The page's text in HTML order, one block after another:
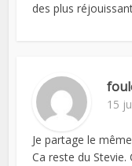
des plus
15
Je partage le
Ca reste du Stevie.